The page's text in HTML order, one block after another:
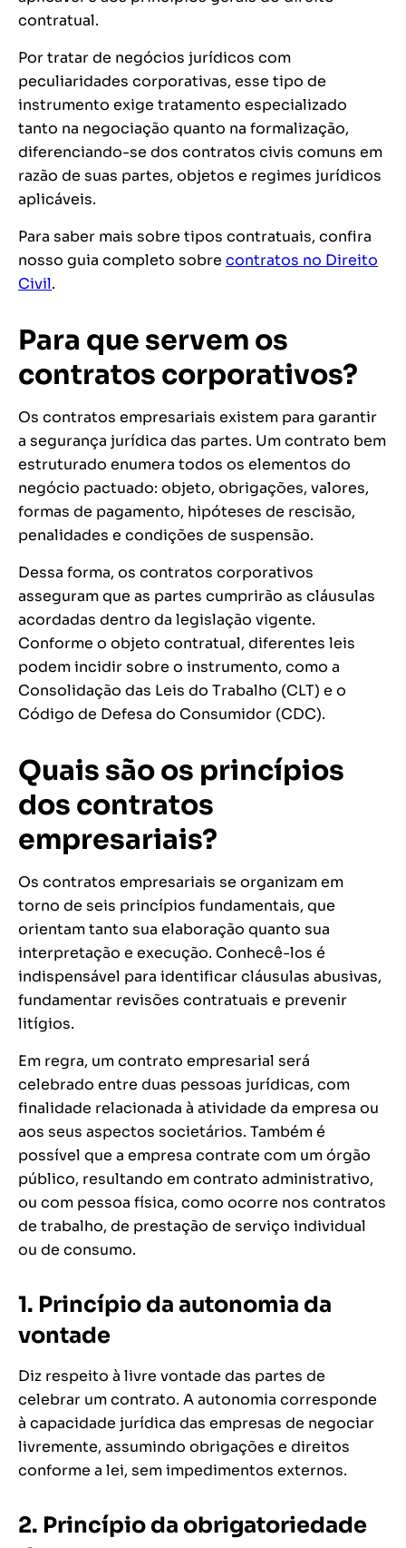
contratual.
Por tratar de negócios jurídicos com
peculiaridades corporativas, esse tipo de
instrumento exige tratamento especializado
tanto na negociação quanto na formalização,
diferenciando-se dos contratos civis comuns em
razão de suas partes, objetos e regimes jurídicos
aplicáveis.
Para saber mais sobre tipos contratuais, confira
nosso guia completo sobre contratos no Direito
Civil.
Para que servem os
contratos corporativos?
Os contratos empresariais existem para garantir
a segurança jurídica das partes. Um contrato bem
estruturado enumera todos os elementos do
negócio pactuado: objeto, obrigações, valores,
formas de pagamento, hipóteses de rescisão,
penalidades e condições de suspensão.
Dessa forma, os contratos corporativos
asseguram que as partes cumprirão as cláusulas
acordadas dentro da legislação vigente.
Conforme o objeto contratual, diferentes leis
podem incidir sobre o instrumento, como a
Consolidação das Leis do Trabalho (CLT) e o
Código de Defesa do Consumidor (CDC).
Quais são os princípios
dos contratos
empresariais?
Os contratos empresariais se organizam em
torno de seis princípios fundamentais, que
orientam tanto sua elaboração quanto sua
interpretação e execução. Conhecê-los é
indispensável para identificar cláusulas abusivas,
fundamentar revisões contratuais e prevenir
litígios.
Em regra, um contrato empresarial será
celebrado entre duas pessoas jurídicas, com
finalidade relacionada à atividade da empresa ou
aos seus aspectos societários. Também é
possível que a empresa contrate com um órgão
público, resultando em contrato administrativo,
ou com pessoa física, como ocorre nos contratos
de trabalho, de prestação de serviço individual
ou de consumo.
1. Princípio da autonomia da
vontade
Diz respeito à livre vontade das partes de
celebrar um contrato. A autonomia corresponde
à capacidade jurídica das empresas de negociar
livremente, assumindo obrigações e direitos
conforme a lei, sem impedimentos externos.
2. Princípio da obrigatoriedade